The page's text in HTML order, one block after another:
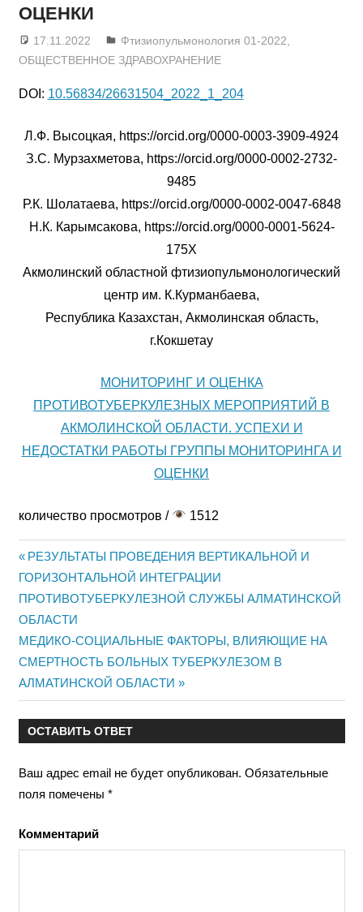
ОЦЕНКИ
17.11.2022 admin
Фтизиопульмонология 01-2022
ОБЩЕСТВЕННОЕ ЗДРАВОХРАНЕНИЕ
DOI: 10.56834/26631504_2022_1_204
Л.Ф. Высоцкая, https://orcid.org/0000-0003-3909-4924
З.С. Мурзахметова, https://orcid.org/0000-0002-2732-
9485
Р.К. Шолатаева, https://orcid.org/0000-0002-0047-6848
Н.К. Карымсакова, https://orcid.org/0000-0001-5624-
175X
Акмолинский областной фтизиопульмонологический
центр им. К.Курманбаева,
Республика Казахстан, Акмолинская область,
г.Кокшетау
МОНИТОРИНГ И ОЦЕНКА
ПРОТИВОТУБЕРКУЛЕЗНЫХ МЕРОПРИЯТИЙ В
АКМОЛИНСКОЙ ОБЛАСТИ. УСПЕХИ И
НЕДОСТАТКИ РАБОТЫ ГРУППЫ МОНИТОРИНГА И
ОЦЕНКИ
количество просмотров / 1512
Навигация
по
записям
Предыдущая
запись:
РЕЗУЛЬТАТЫ ПРОВЕДЕНИЯ ВЕРТИКАЛЬНОЙ И
ГОРИЗОНТАЛЬНОЙ ИНТЕГРАЦИИ
ПРОТИВОТУБЕРКУЛЕЗНОЙ СЛУЖБЫ АЛМАТИНСКОЙ
ОБЛАСТИ
Следующая
запись:
МЕДИКО-СОЦИАЛЬНЫЕ ФАКТОРЫ, ВЛИЯЮЩИЕ НА
СМЕРТНОСТЬ БОЛЬНЫХ ТУБЕРКУЛЕЗОМ В
АЛМАТИНСКОЙ ОБЛАСТИ
ОСТАВИТЬ ОТВЕТ
Ваш адрес email не будет опубликован. Обязательные
поля помечены *
Комментарий